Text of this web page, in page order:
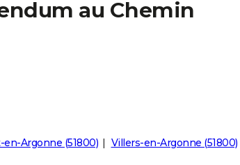
au Chemin
en-Argonne (51800) Villers-en-Argonne (51800)